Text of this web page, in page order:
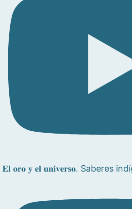
𝐄𝐥 𝐨𝐫𝐨 𝐲 𝐞𝐥 𝐮𝐧𝐢𝐯𝐞𝐫𝐬𝐨. Saberes